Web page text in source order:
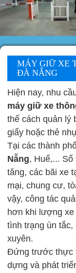
MÁY GIỮ XE
ĐÀ NẴNG
Hiện nay, nhu
máy giữ xe
thế cách quản lý
giấy hoặc thẻ
Tại các thành
Nẵng, Huế,...
tăng, các bãi xe
mại, chung cư,
vậy, công tác
hơn khi lượng xe
tình trạng ùn
xuyên.
Đứng trước thực
dựng và phát